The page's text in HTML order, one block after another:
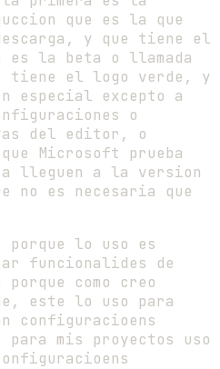
que es la que
y que tiene el
la beta o llamada
tiene el logo verde, y
especial excepto a
o
del editor, o
Microsoft prueba
lleguen a la version
no es necesaria que
porque lo uso es
funcionalides de
como creo
este lo uso para
configuracioens
mis proyectos uso